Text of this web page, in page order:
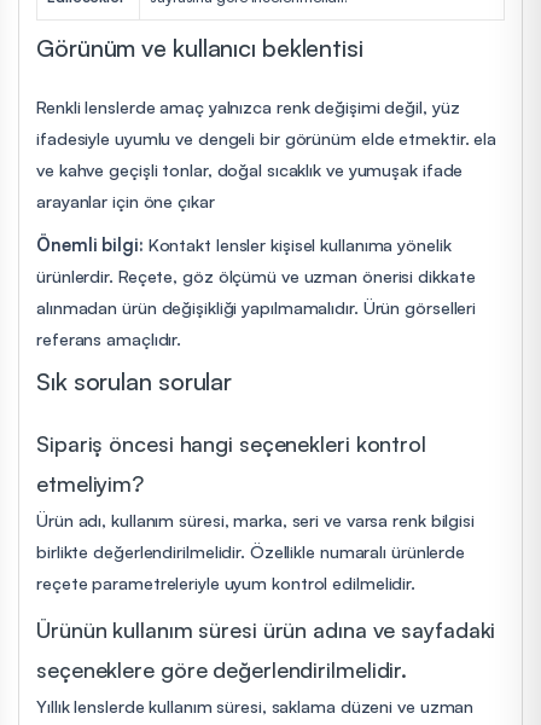
Görünüm ve kullanıcı beklentisi
Renkli lenslerde amaç yalnızca renk değişimi değil, yüz
ifadesiyle uyumlu ve dengeli bir görünüm elde etmektir. ela
ve kahve geçişli tonlar, doğal sıcaklık ve yumuşak ifade
arayanlar için öne çıkar
Önemli bilgi: Kontakt lensler kişisel kullanıma yönelik
ürünlerdir. Reçete, göz ölçümü ve uzman önerisi dikkate
alınmadan ürün değişikliği yapılmamalıdır. Ürün görselleri
referans amaçlıdır.
Sık sorulan sorular
Sipariş öncesi hangi seçenekleri kontrol
etmeliyim?
Ürün adı, kullanım süresi, marka, seri ve varsa renk bilgisi
birlikte değerlendirilmelidir. Özellikle numaralı ürünlerde
reçete parametreleriyle uyum kontrol edilmelidir.
Ürünün kullanım süresi ürün adına ve sayfadaki
seçeneklere göre değerlendirilmelidir.
Yıllık lenslerde kullanım süresi, saklama düzeni ve uzman